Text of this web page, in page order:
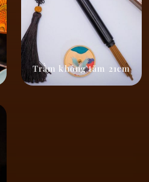
Trầm không tăm 21cm